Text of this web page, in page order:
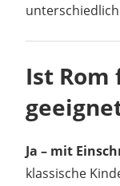
Ist
Ja – mit
klassische